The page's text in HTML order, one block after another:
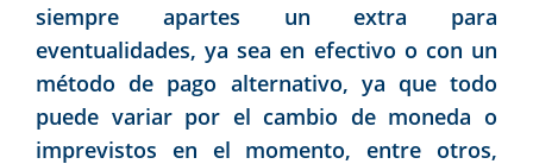
siempre apartes un extra para
eventualidades, ya sea en efectivo o con un
método de pago alternativo, ya que todo
puede variar por el cambio de moneda o
imprevistos en el momento, entre otros,